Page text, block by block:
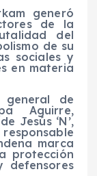
generó
de la
del
de su
sociales y
en materia
de
Aguirre,
Jesús ‘N’,
marca
protección
defensores